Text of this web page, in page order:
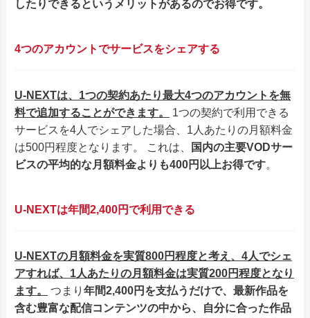
したりできるというメリットがあるのでお得です。
4つのアカウントでサービスをシェアする
U-NEXTは、1つの契約あたり最大4つのアカウントを無
料で追加することができます。
1つの契約で利用できる
サービスを4人でシェアした場合、1人あたりの月額料金
は500円程度となります。 これは、
国内の主要VODサー
ビスの平均的な月額料金よりも400円以上お得です。
U-NEXTは年間2,400円で利用できる
U-NEXTの月額料金を実質800円程度と考え、4人でシェ
アすれば、1人あたりの月額料金は実質200円程度となり
ます。
つまり 年間2,400円を支払うだけで、最新作品を
含む豊富な配信コンテンツの中から、自分に合った作品